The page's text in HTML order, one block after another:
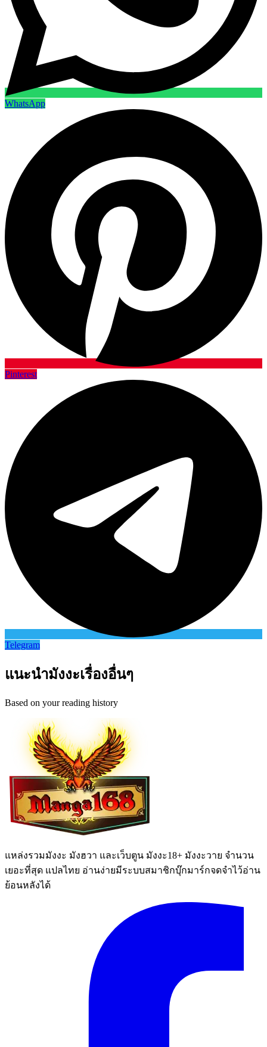
WhatsApp
Pinterest
Telegram
แนะนำมังงะเรื่องอื่นๆ
Based on your reading history
แหล่งรวมมังงะ มังฮวา และเว็บตูน มังงะ18+ มังงะวาย จำนวน
เยอะที่สุด แปลไทย อ่านง่ายมีระบบสมาชิกบุ๊กมาร์กจดจำไว้อ่าน
ย้อนหลังได้